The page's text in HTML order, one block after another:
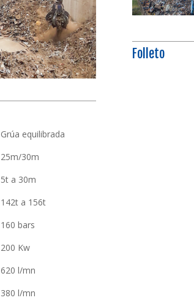
Grúa equilibrada
25m/30m
5t a 30m
142t a 156t
160 bars
200 Kw
620 l/mn
380 l/mn
Folleto